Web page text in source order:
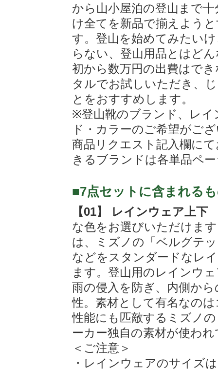
から山小屋泊の登山まで
け全てを新品で揃えよう
す。登山を始めてみたい
らない、登山用品とはど
初から数万円の出費はで
タルでお試しいただき、
とをおすすめします。
※登山靴のブランド、レ
ド・カラーのご希望がご
商品リクエスト記入欄に
きるブランドは各単品ペ
■7点セットに含まれる
【01】 レインウェア上
な色をお選びいただけま
は、ミズノの「ベルグテ
などをスタンダードなレ
ます。登山用のレインウ
雨の侵入を防ぎ、内側か
性。素材として有名なの
性能にも匹敵するミズノ
ーカー独自の素材が使わ
＜ご注意＞
・レインウェアのサイズ